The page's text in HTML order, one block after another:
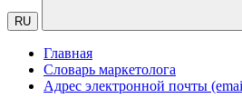
RU
Главная
Словарь маркетолога
Адрес электронной почты